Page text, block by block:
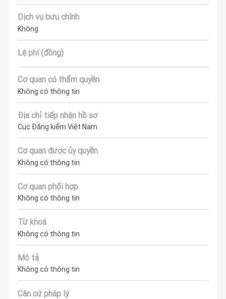
Dịch vụ bưu chính
Không
Lệ phí (đồng)
Cơ quan có thẩm quyền
Không có thông tin
Địa chỉ tiếp nhận hồ sơ
Cục Đăng kiểm Việt Nam
Cơ quan được ủy quyền
Không có thông tin
Cơ quan phối hợp
Không có thông tin
Từ khoá
Không có thông tin
Mô tả
Không có thông tin
Căn cứ pháp lý